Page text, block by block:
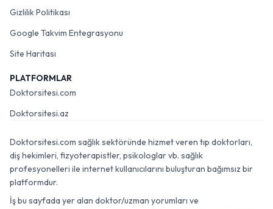
Gizlilik Politikası
Google Takvim Entegrasyonu
Site Haritası
PLATFORMLAR
Doktorsitesi.com
Doktorsitesi.az
Doktorsitesi.com sağlık sektöründe hizmet veren tıp doktorları,
diş hekimleri, fizyoterapistler, psikologlar vb. sağlık
profesyonelleri ile internet kullanıcılarını buluşturan bağımsız bir
platformdur.
İş bu sayfada yer alan doktor/uzman yorumları ve